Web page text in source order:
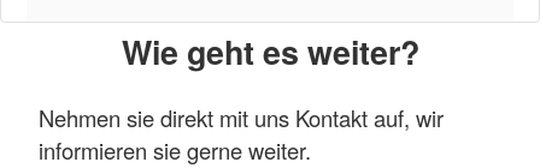
Wie geht es weiter?
Nehmen sie direkt mit uns Kontakt auf, wir
informieren sie gerne weiter.